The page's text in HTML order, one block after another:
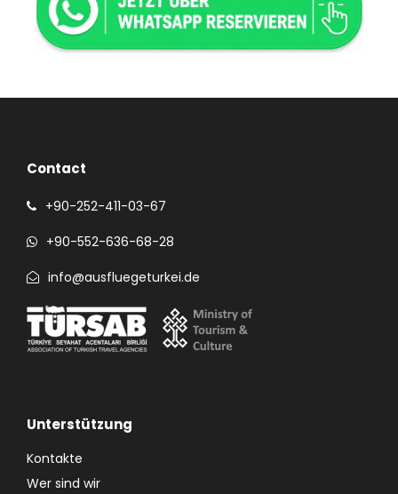
Contact
+90-252-411-03-67
+90-552-636-68-28
info@ausfluegeturkei.de
Unterstützung
Kontakte
Wer sind wir